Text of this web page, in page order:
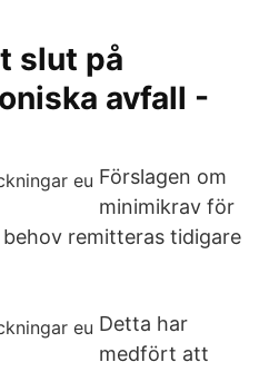
slut på
avfall -
Förslagen om
minimikrav för
remitteras tidigare
Detta har
medfört att